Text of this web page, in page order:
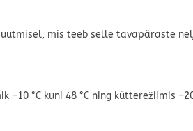
mis teeb selle tavapäraste
°C kuni 48 °C ning kütterežiimis